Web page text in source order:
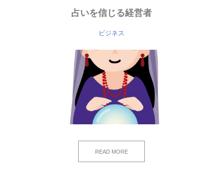
占いを信じる経営者
ビジネス
READ MORE